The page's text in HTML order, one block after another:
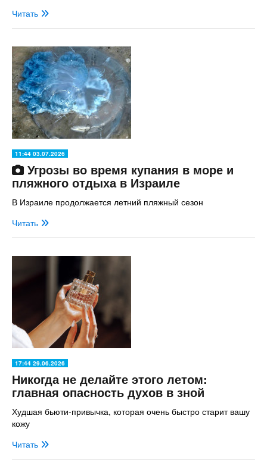
Читать
11:44 03.07.2026
Угрозы во время купания в море и
пляжного отдыха в Израиле
В Израиле продолжается летний пляжный сезон
Читать
17:44 29.06.2026
Никогда не делайте этого летом:
главная опасность духов в зной
Худшая бьюти-привычка, которая очень быстро старит вашу
кожу
Читать